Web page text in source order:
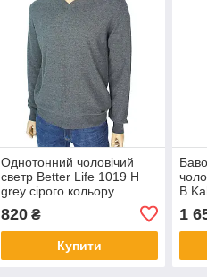
Однотонний чоловічий
светр Better Life 1019 H
grey сірого кольору
820₴
Купити
B
1